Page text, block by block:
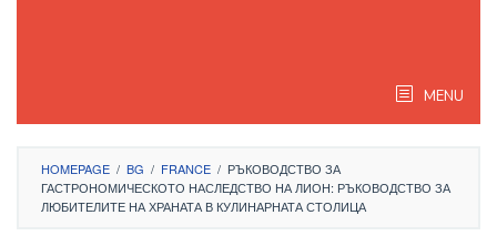
MENU
HOMEPAGE / BG / FRANCE / РЪКОВОДСТВО ЗА
ГАСТРОНОМИЧЕСКОТО НАСЛЕДСТВО НА ЛИОН: РЪКОВОДСТВО ЗА
ЛЮБИТЕЛИТЕ НА ХРАНАТА В КУЛИНАРНАТА СТОЛИЦА